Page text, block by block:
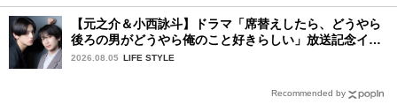
【元之介＆小西詠斗】ドラマ「席替えしたら、どうやら
後ろの男がどうやら俺のこと好きらしい」放送記念イン
タビュー♡ 「自然と詠斗くんが可愛く見えたんです」
2026.08.05 LIFE STYLE
Recommended by